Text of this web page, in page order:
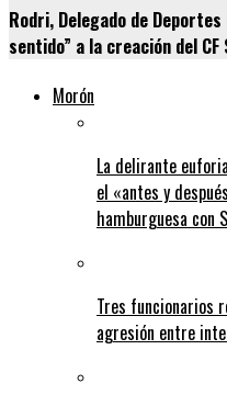
Rodri, Delegado de
sentido” a la creación del
Morón
La delirante
el «antes y
hamburguesa con
Tres funcionarios
agresión entre